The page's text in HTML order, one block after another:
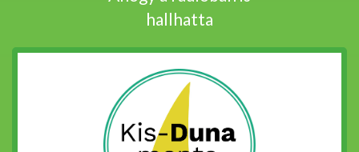
hallhatta